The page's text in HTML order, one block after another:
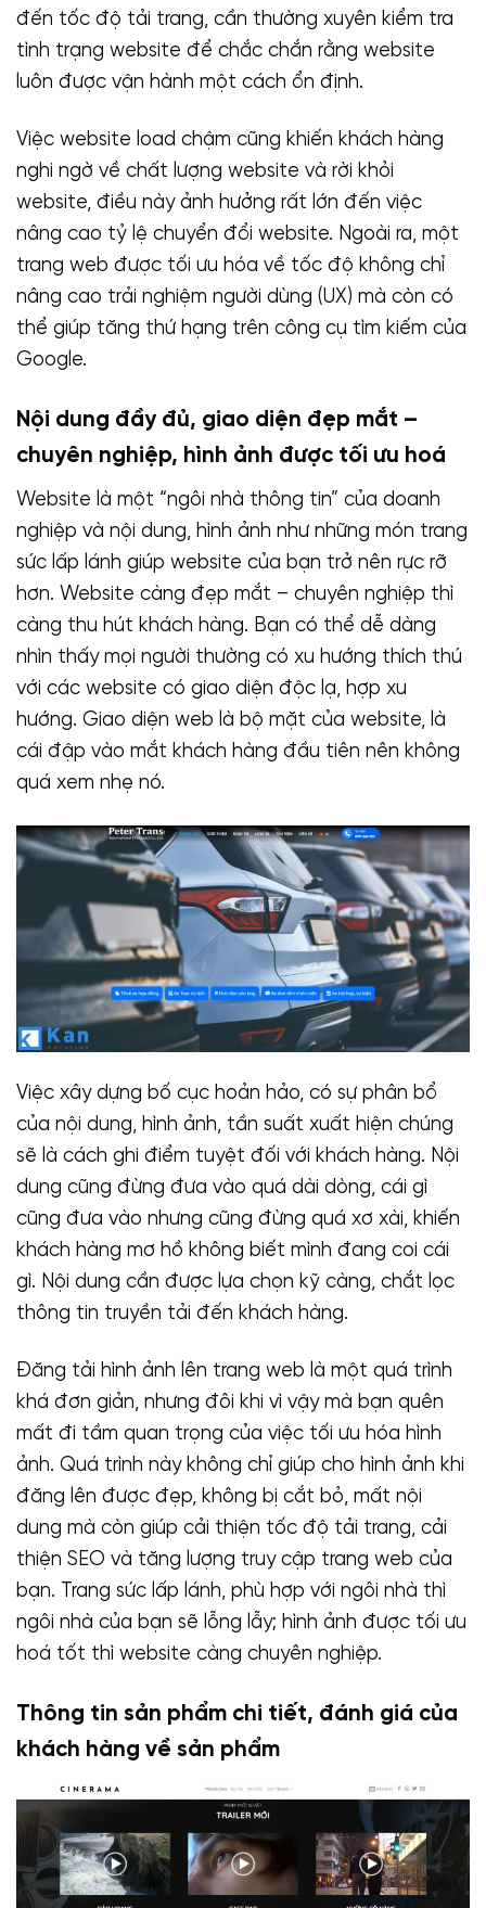
đến tốc độ tải trang, cần thường xuyên kiểm tra
tình trạng website để chắc chắn rằng website
luôn được vận hành một cách ổn định.
Việc website load chậm cũng khiến khách hàng
nghi ngờ về chất lượng website và rời khỏi
website, điều này ảnh hưởng rất lớn đến việc
nâng cao tỷ lệ chuyển đổi website. Ngoài ra, một
trang web được tối ưu hóa về tốc độ không chỉ
nâng cao trải nghiệm người dùng (UX) mà còn có
thể giúp tăng thứ hạng trên công cụ tìm kiếm của
Google.
Nội dung đầy đủ, giao diện đẹp mắt –
chuyên nghiệp, hình ảnh được tối ưu hoá
Website là một “ngôi nhà thông tin” của doanh
nghiệp và nội dung, hình ảnh như những món trang
sức lấp lánh giúp website của bạn trở nên rực rỡ
hơn. Website càng đẹp mắt – chuyên nghiệp thì
càng thu hút khách hàng. Bạn có thể dễ dàng
nhìn thấy mọi người thường có xu hướng thích thú
với các website có giao diện độc lạ, hợp xu
hướng. Giao diện web là bộ mặt của website, là
cái đập vào mắt khách hàng đầu tiên nên không
quá xem nhẹ nó.
Việc xây dựng bố cục hoản hảo, có sự phân bổ
của nội dung, hình ảnh, tần suất xuất hiện chúng
sẽ là cách ghi điểm tuyệt đối với khách hàng. Nội
dung cũng đừng đưa vào quá dài dòng, cái gì
cũng đưa vào nhưng cũng đừng quá xơ xài, khiến
khách hàng mơ hồ không biết mình đang coi cái
gì. Nội dung cần được lựa chọn kỹ càng, chắt lọc
thông tin truyền tải đến khách hàng.
Đăng tải hình ảnh lên trang web là một quá trình
khá đơn giản, nhưng đôi khi vì vậy mà bạn quên
mất đi tầm quan trọng của việc tối ưu hóa hình
ảnh. Quá trình này không chỉ giúp cho hình ảnh khi
đăng lên được đẹp, không bị cắt bỏ, mất nội
dung mà còn giúp cải thiện tốc độ tải trang, cải
thiện SEO và tăng lượng truy cập trang web của
bạn. Trang sức lấp lánh, phù hợp với ngôi nhà thì
ngôi nhà của bạn sẽ lỗng lẫy; hình ảnh được tối ưu
hoá tốt thì website càng chuyên nghiệp.
Thông tin sản phẩm chi tiết, đánh giá của
khách hàng về sản phẩm